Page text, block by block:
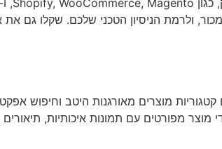
ולרמת הניסיון הטכני שלכם. שקלו גם
מפורטים עם תמונות איכותיות, תיאורים